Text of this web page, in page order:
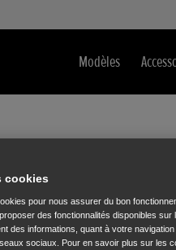
Modèles
ci-dessous.
cookies
pour nous assurer du bon
des fonctionnalités disponibles
des informations, quant à votre
sociaux. Pour en savoir plus sur les